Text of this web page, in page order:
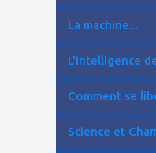
La machine...
L'intelligence
Comment se
Science et